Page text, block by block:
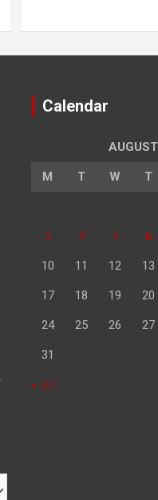
Calendar
M T W T
3 4 5 6
10 11 12 13
17 18 19 20
24 25 26 27
31
« Jul